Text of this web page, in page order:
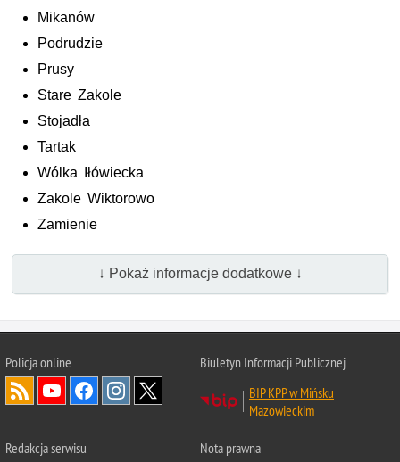
Mikanów
Podrudzie
Prusy
Stare Zakole
Stojadła
Tartak
Wólka Iłówiecka
Zakole Wiktorowo
Zamienie
↓ Pokaż informacje dodatkowe ↓
Policja online
Biuletyn Informacji Publicznej
BIP KPP w Mińsku
Mazowieckim
Redakcja serwisu
Nota prawna